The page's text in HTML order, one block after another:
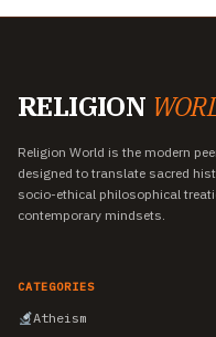
RELIGION
Religion World is the modern
designed to translate sacred
socio-ethical philosophical
contemporary mindsets.
CATEGORIES
Atheism